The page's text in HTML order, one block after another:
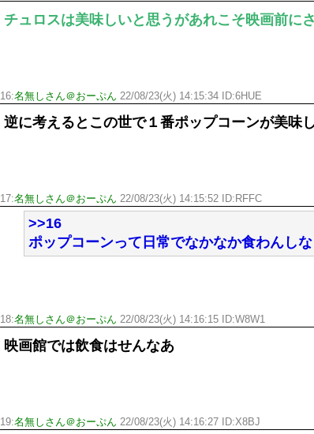
チュロスは美味しいと思うがあれこそ映画前に
16:名無しさん＠おーぷん 22/08/23(火) 14:15:34 ID:6HUE
逆に考えるとこの世で１番ポップコーンが美味
17:名無しさん＠おーぷん 22/08/23(火) 14:15:52 ID:RFFC
>>16
ポップコーンって日常でなかなか食わんしな
18:名無しさん＠おーぷん 22/08/23(火) 14:16:15 ID:W8W1
映画館では飲食はせんなあ
19:名無しさん＠おーぷん 22/08/23(火) 14:16:27 ID:X8BJ